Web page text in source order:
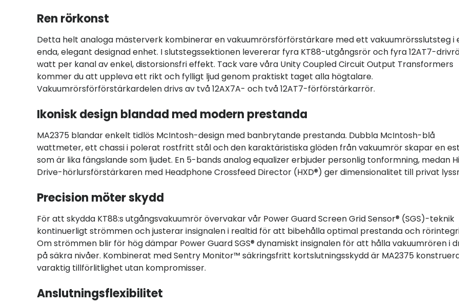
Ren rörkonst
Detta helt analoga mästerverk kombinerar en vakuumrörsförförstärkare med ett vakuumrörsslutsteg i
enda, elegant designad enhet. I slutstegssektionen levererar fyra KT88-utgångsrör och fyra 12AT7-
watt per kanal av enkel, distorsionsfri effekt. Tack vare våra Unity Coupled Circuit Output Transformers
kommer du att uppleva ett rikt och fylligt ljud genom praktiskt taget alla högtalare.
Vakuumrörsförförstärkardelen drivs av två 12AX7A- och två 12AT7-förförstärkarrör.
Ikonisk design blandad med modern prestanda
MA2375 blandar enkelt tidlös McIntosh-design med banbrytande prestanda. Dubbla McIntosh-blå
wattmeter, ett chassi i polerat rostfritt stål och den karaktäristiska glöden från vakuumrör skapar en
som är lika fängslande som ljudet. En 5-bands analog equalizer erbjuder personlig tonformning, medan
Drive-hörlursförstärkaren med Headphone Crossfeed Director (HXD®) ger dimensionalitet till privat
Precision möter skydd
För att skydda KT88:s utgångsvakuumrör övervakar vår Power Guard Screen Grid Sensor® (SGS)-teknik
kontinuerligt strömmen och justerar insignalen i realtid för att bibehålla optimal prestanda och
Om strömmen blir för hög dämpar Power Guard SGS® dynamiskt insignalen för att hålla vakuumrören i
på säkra nivåer. Kombinerat med Sentry Monitor™ säkringsfritt kortslutningsskydd är MA2375
varaktig tillförlitlighet utan kompromisser.
Anslutningsflexibilitet